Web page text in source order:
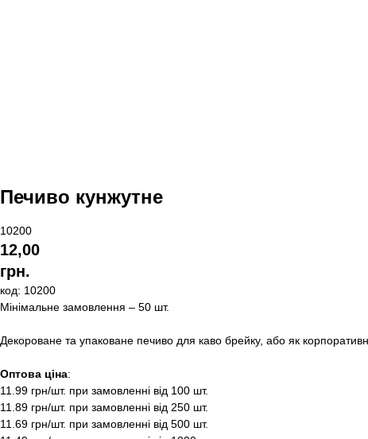
Печиво кунжутне
10200
12,00
грн.
код: 10200
Мінімальне замовлення – 50 шт.
Декороване та упаковане печиво для каво брейку, або як
Оптова ціна:
11.99 грн/шт. при замовленні від 100 шт.
11.89 грн/шт. при замовленні від 250 шт.
11.69 грн/шт. при замовленні від 500 шт.